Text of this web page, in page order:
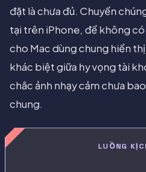
đặt là chưa đủ. Chuyển
tại trên iPhone, để không
cho Mac dùng chung hiển
khác biệt giữa hy vọng tài
chắc ảnh nhạy cảm chưa
chung.
LUỒNG